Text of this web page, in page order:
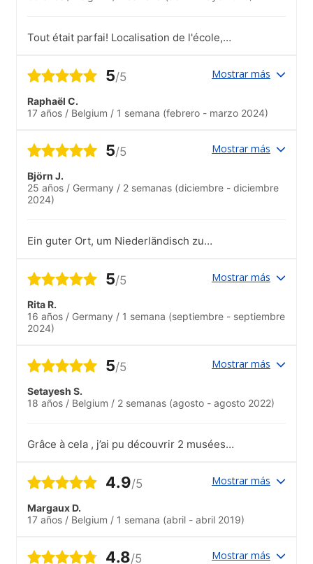
Tout était parfai! Localisation de l'école,
magasins d'alimentation et des zones
tous ensemble et ce fut très agréable.
5/5 Mostrar más
Raphaël C.
17 años / Belgium / 1 semana (febrero - marzo 2024)
5/5 Mostrar más
Björn J.
25 años / Germany / 2 semanas (diciembre - diciembre
2024)
Ein guter Ort, um Niederländisch zu
5/5 Mostrar más
Rita R.
16 años / Germany / 1 semana (septiembre - septiembre
2024)
5/5 Mostrar más
Setayesh S.
18 años / Belgium / 2 semanas (agosto - agosto 2022)
Grâce à cela , j’ai pu découvrir 2 musées
4.9/5 Mostrar más
Margaux D.
17 años / Belgium / 1 semana (abril - abril 2019)
4.8/5 Mostrar más